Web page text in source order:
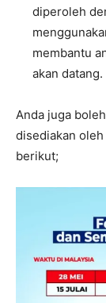
diperoleh
membantu
akan datang.
Anda juga
disediakan
berikut;